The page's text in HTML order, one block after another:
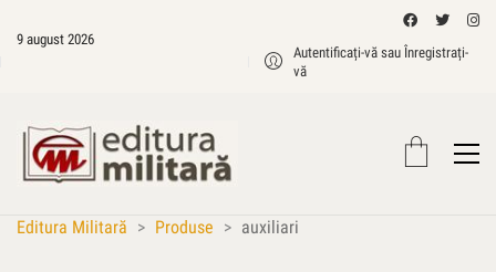
9 august 2026
Autentificați-vă sau Înregistrați-
vă
Editura Militară > Produse > auxiliari